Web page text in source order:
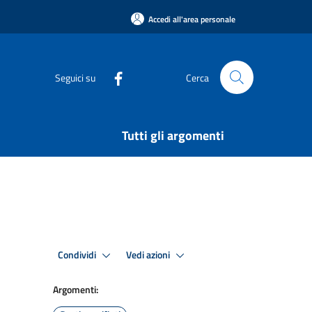
Accedi all'area personale
Seguici su Cerca
Tutti gli argomenti
Condividi Vedi azioni
Argomenti: